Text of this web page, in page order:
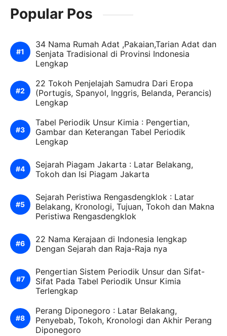
Popular Pos
34 Nama Rumah Adat ,Pakaian,Tarian Adat dan
Senjata Tradisional di Provinsi Indonesia
Lengkap
22 Tokoh Penjelajah Samudra Dari Eropa
(Portugis, Spanyol, Inggris, Belanda, Perancis)
Lengkap
Tabel Periodik Unsur Kimia : Pengertian,
Gambar dan Keterangan Tabel Periodik
Lengkap
Sejarah Piagam Jakarta : Latar Belakang,
Tokoh dan Isi Piagam Jakarta
Sejarah Peristiwa Rengasdengklok : Latar
Belakang, Kronologi, Tujuan, Tokoh dan Makna
Peristiwa Rengasdengklok
22 Nama Kerajaan di Indonesia lengkap
Dengan Sejarah dan Raja-Raja nya
Pengertian Sistem Periodik Unsur dan Sifat-
Sifat Pada Tabel Periodik Unsur Kimia
Terlengkap
Perang Diponegoro : Latar Belakang,
Penyebab, Tokoh, Kronologi dan Akhir Perang
Diponegoro